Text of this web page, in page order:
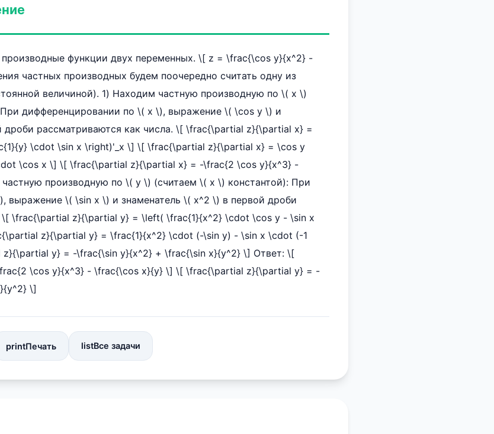
производные функции двух переменных. \[ z = \frac{\cos y}{x^2} -
частных производных будем поочередно считать одну из
величиной). 1) Находим частную производную по \( x \)
дифференцировании по \( x \), выражение \( \cos y \) и
дроби рассматриваются как числа. \[ \frac{\partial z}{\partial x} =
\cdot \sin x \right)'_x \] \[ \frac{\partial z}{\partial x} = \cos y
\cos x \] \[ \frac{\partial z}{\partial x} = -\frac{2 \cos y}{x^3} -
производную по \( y \) (считаем \( x \) константой): При
выражение \( \sin x \) и знаменатель \( x^2 \) в первой дроби
\[ \frac{\partial z}{\partial y} = \left( \frac{1}{x^2} \cdot \cos y - \sin x
z}{\partial y} = \frac{1}{x^2} \cdot (-\sin y) - \sin x \cdot (-1
y} = -\frac{\sin y}{x^2} + \frac{\sin x}{y^2} \] Ответ: \[
\cos y}{x^3} - \frac{\cos x}{y} \] \[ \frac{\partial z}{\partial y} = -
\]
printПечать listВсе задачи